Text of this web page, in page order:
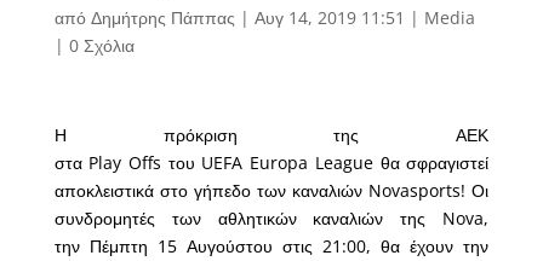
από Δημήτρης Πάππας | Αυγ 14, 2019 11:51 | Media
| 0 Σχόλια
Η πρόκριση της ΑΕΚ
στα Play Offs του UEFA Europa League θα σφραγιστεί
αποκλειστικά στο γήπεδο των καναλιών Novasports! Οι
συνδρομητές των αθλητικών καναλιών της Nova,
την Πέμπτη 15 Αυγούστου στις 21:00, θα έχουν την